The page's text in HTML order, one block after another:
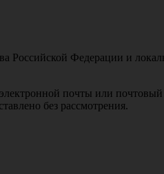
Российской Федерации и
почты или почтовый
без рассмотрения.